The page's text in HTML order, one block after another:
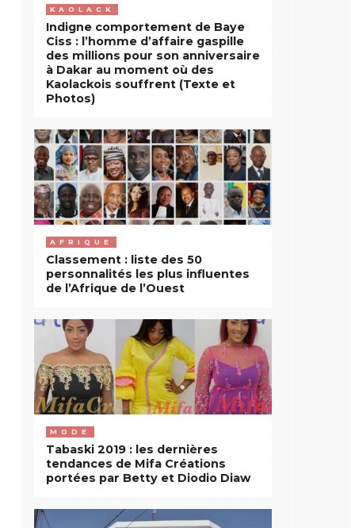
KAOLACK
Indigne comportement de Baye
Ciss : l’homme d’affaire gaspille
des millions pour son anniversaire
à Dakar au moment où des
Kaolackois souffrent (Texte et
Photos)
AFRIQUE
Classement : liste des 50
personnalités les plus influentes
de l’Afrique de l’Ouest
MODE
Tabaski 2019 : les dernières
tendances de Mifa Créations
portées par Betty et Diodio Diaw